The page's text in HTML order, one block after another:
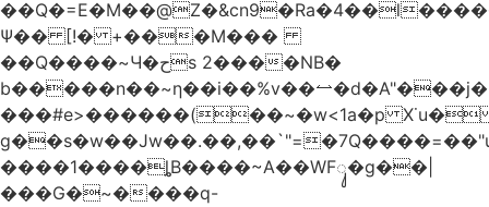
Ψ�� [!� +���M���
��Q����~Ч�حs 2����NB�
���#e>������(��~�w<1a�p
����1����ȴB����~A��WFᬸ�g��|
���G�~����q-